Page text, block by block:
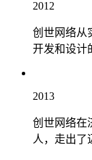
2012
创世网络从
开发和设计
2013
创世网络在
人，走出了